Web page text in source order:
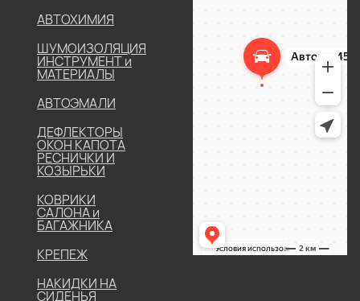
АВТОХИМИЯ
ШУМОИЗОЛЯЦИЯ
ИНСТРУМЕНТ и
МАТЕРИАЛЫ
АВТОЭМАЛИ
ДЕФЛЕКТОРЫ
ОКОН КАПОТА
РЕСНИЧКИ И
КОЗЫРЬКИ
КОВРИКИ
САЛОНА и
БАГАЖНИКА
КРЕПЕЖ
НАКИДКИ НА
СИДЕНЬЯ